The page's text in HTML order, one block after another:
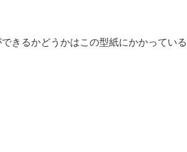
きるかどうかはこの型紙にかかっている